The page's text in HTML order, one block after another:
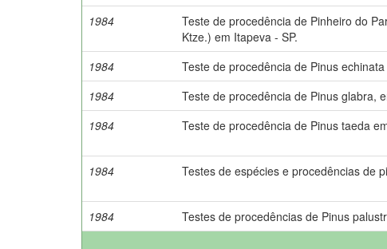
1984
Teste de procedência de Pinheiro do
Ktze.) em Itapeva - SP.
1984
Teste de procedência de Pinus
1984
Teste de procedência de Pinus glabra,
1984
Teste de procedência de Pinus taeda
1984
Testes de espécies e procedências de
1984
Testes de procedências de Pinus